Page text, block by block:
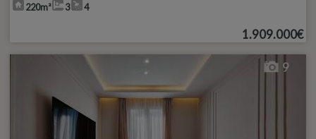
220m² 3 4
1.909.000€
9